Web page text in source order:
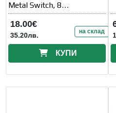
Metal Switch, 8
10/100/1000M RJ45 Ports,
Desktop Metal
18.00€
35.20лв. на склад
КУПИ